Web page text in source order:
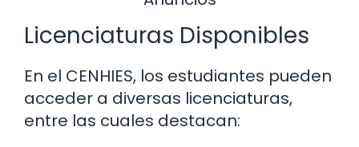
Licenciaturas Disponibles
En el CENHIES, los estudiantes pueden
acceder a diversas licenciaturas,
entre las cuales destacan: